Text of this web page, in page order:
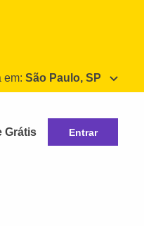
em: São Paulo, SP
Grátis Entrar